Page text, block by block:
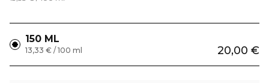
150 ML
20,00 €
13,33 € / 100 ml